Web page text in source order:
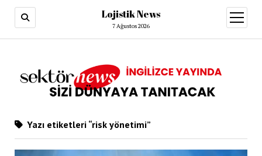
Lojistik News
7 Ağustos 2026
aç
Yazı etiketleri “risk yönetimi”